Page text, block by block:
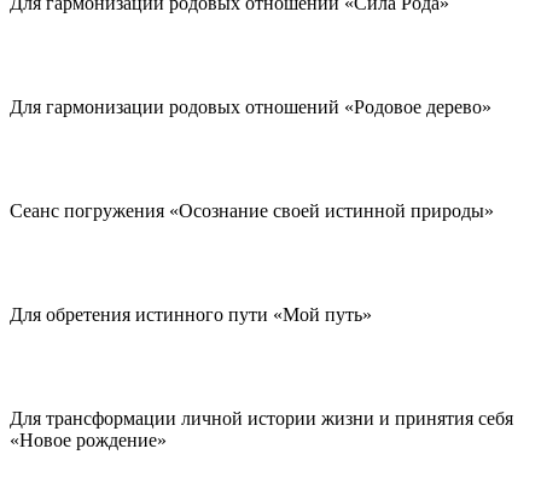
Для гармонизации родовых отношений «Родовое дерево»
Сеанс погружения «Осознание своей истинной природы»
Для обретения истинного пути «Мой путь»
Для трансформации личной истории жизни и принятия себя
«Новое рождение»